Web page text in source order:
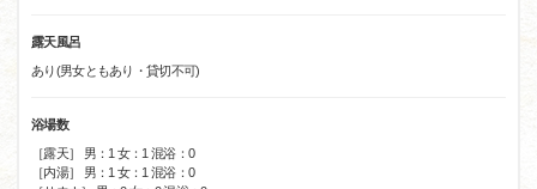
露天風呂
あり(男女ともあり・貸切不可)
浴場数
［露天］ 男：1 女：1 混浴：0
［内湯］ 男：1 女：1 混浴：0